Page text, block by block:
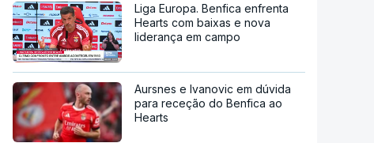
Liga Europa. Benfica enfrenta
Hearts com baixas e nova
liderança em campo
Aursnes e Ivanovic em dúvida
para receção do Benfica ao
Hearts